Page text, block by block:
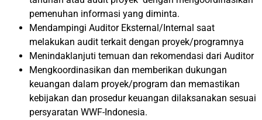
pemenuhan informasi yang diminta.
Mendampingi Auditor Eksternal/Internal saat
melakukan audit terkait dengan proyek/programnya
Menindaklanjuti temuan dan rekomendasi dari Auditor
Mengkoordinasikan dan memberikan dukungan
keuangan dalam proyek/program dan memastikan
kebijakan dan prosedur keuangan dilaksanakan sesuai
persyaratan WWF-Indonesia.